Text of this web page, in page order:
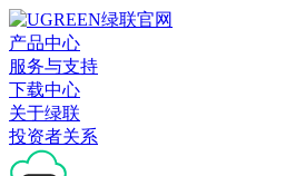
产品中心
服务与支持
下载中心
关于绿联
投资者关系